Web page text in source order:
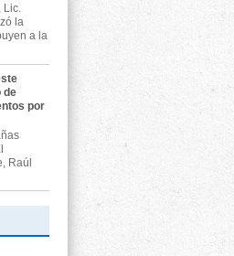
Lic.
la
a la
de
por
Raúl